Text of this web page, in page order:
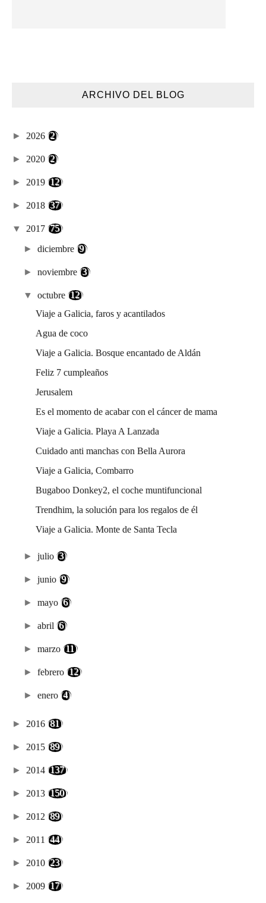
ARCHIVO DEL BLOG
► 2026 (2)
► 2020 (2)
► 2019 (12)
► 2018 (37)
▼ 2017 (75)
►diciembre(9)
►noviembre(3)
▼octubre (12)
Viaje a Galicia, faros y acantilados
Agua de coco
Viaje a Galicia. Bosque encantado de Aldán
Feliz 7 cumpleaños
Jerusalem
Es el momento de acabar con el cáncer de mama
Viaje a Galicia. Playa A Lanzada
Cuidado anti manchas con Bella Aurora
Viaje a Galicia, Combarro
Bugaboo Donkey2, el coche muntifuncional
Trendhim, la solución para los regalos de él
Viaje a Galicia. Monte de Santa Tecla
►julio(3)
►junio(9)
►mayo(6)
►abril(6)
►marzo(11)
►febrero (12)
►enero(4)
► 2016 (81)
► 2015 (89)
► 2014 (137)
► 2013 (150)
► 2012 (89)
► 2011 (44)
► 2010 (23)
► 2009 (17)